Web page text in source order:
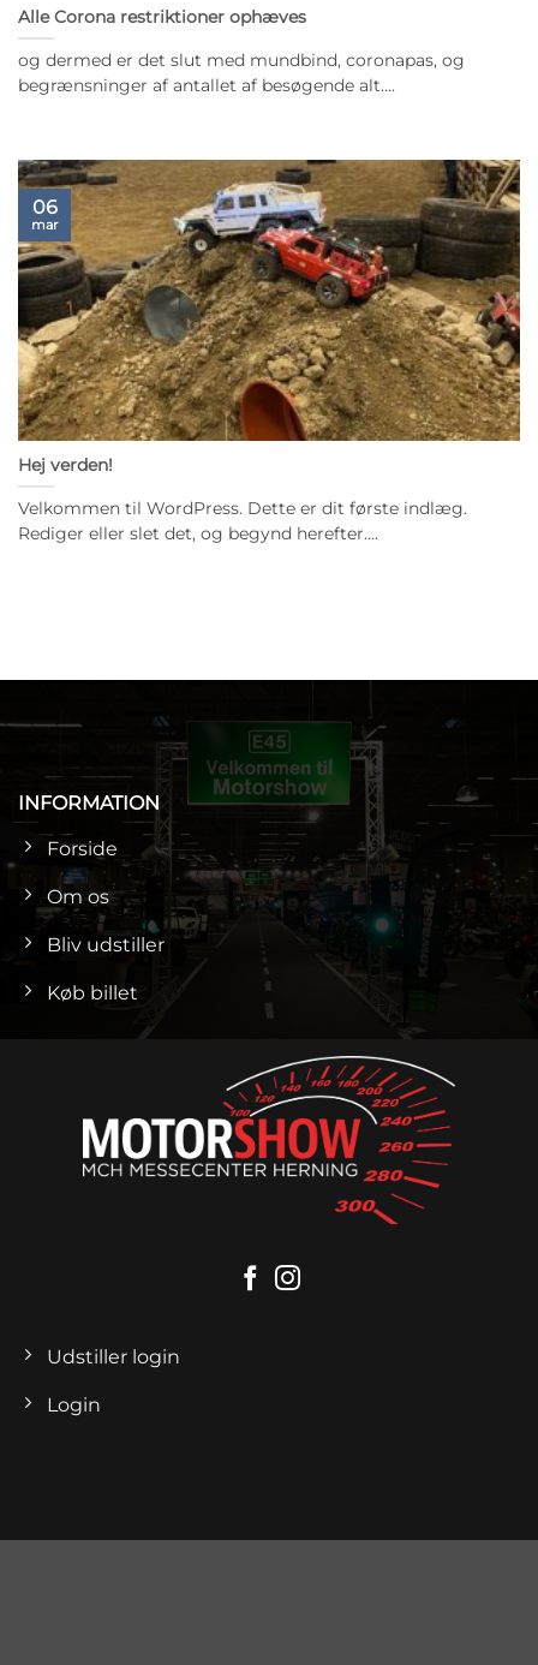
Alle Corona restriktioner ophæves
og dermed er det slut med mundbind, coronapas, og
begrænsninger af antallet af besøgende alt....
Hej verden!
Velkommen til WordPress. Dette er dit første indlæg.
Rediger eller slet det, og begynd herefter....
06
mar
INFORMATION
Forside
Om os
Bliv udstiller
Køb billet
Udstiller login
Login